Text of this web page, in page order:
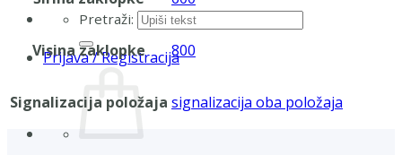
Pretraži:
Prijava / Registracija
Visina zaklopke 800
Signalizacija položaja signalizacija oba položaja